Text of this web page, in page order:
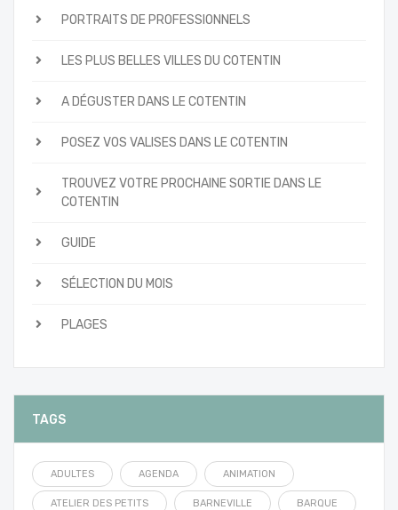
PORTRAITS DE PROFESSIONNELS
LES PLUS BELLES VILLES DU COTENTIN
A DÉGUSTER DANS LE COTENTIN
POSEZ VOS VALISES DANS LE COTENTIN
TROUVEZ VOTRE PROCHAINE SORTIE DANS LE
COTENTIN
GUIDE
SÉLECTION DU MOIS
PLAGES
TAGS
ADULTES AGENDA ANIMATION
ATELIER DES PETITS BARNEVILLE BARQUE